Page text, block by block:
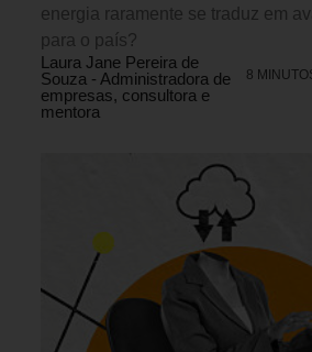
energia raramente se traduz em
para o país?
Laura Jane Pereira de
Souza - Administradora de
empresas, consultora e
mentora
8